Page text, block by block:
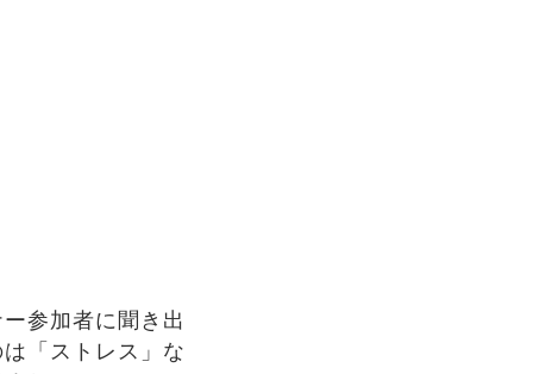
参加者に聞き出
「ストレス」な